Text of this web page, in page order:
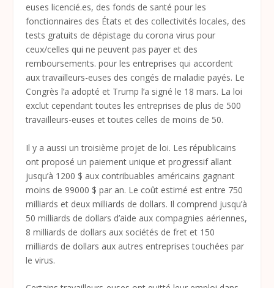
euses licencié.es, des fonds de santé pour les
fonctionnaires des États et des collectivités locales, des
tests gratuits de dépistage du corona virus pour
ceux/celles qui ne peuvent pas payer et des
remboursements. pour les entreprises qui accordent
aux travailleurs-euses des congés de maladie payés. Le
Congrès l’a adopté et Trump l’a signé le 18 mars. La loi
exclut cependant toutes les entreprises de plus de 500
travailleurs-euses et toutes celles de moins de 50.
Il y a aussi un troisième projet de loi. Les républicains
ont proposé un paiement unique et progressif allant
jusqu’à 1200 $ aux contribuables américains gagnant
moins de 99000 $ par an. Le coût estimé est entre 750
milliards et deux milliards de dollars. Il comprend jusqu’à
50 milliards de dollars d’aide aux compagnies aériennes,
8 milliards de dollars aux sociétés de fret et 150
milliards de dollars aux autres entreprises touchées par
le virus.